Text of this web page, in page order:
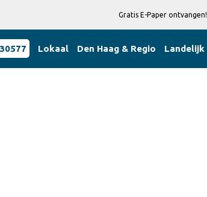
Gratis E-Paper ontvangen!
Lokaal Den Haag & Regio Landelijk